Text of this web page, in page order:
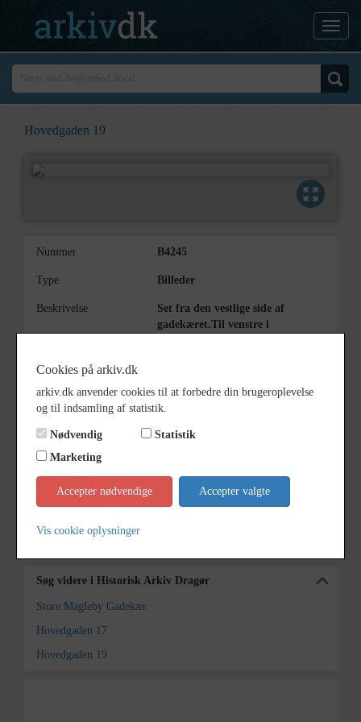
Hovedgaden 19
Nummer B4245
Type Billeder
Beskrivelse
Set fra den vestlige side af
gadekæret.Til venstre i
Periode 1960 - 1965
Fotograf Ukendt
Størrelse 12 x 17 cm
Arkiv Historisk Arkiv Dragør
Kontakt arkivet
Søg videre i Historisk Arkiv Dragør
Store Magleby Gadekær
Hovedgaden 17
Hovedgaden 19
Cookies på arkiv.dk
arkiv.dk anvender cookies til at forbedre din brugeroplevelse
og til indsamling af statistik.
Nødvendig
Statistik
Marketing
Accepter nødvendige Accepter valgte
Vis cookie oplysninger